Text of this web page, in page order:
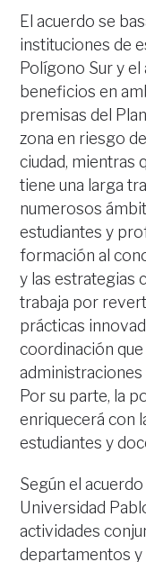
El acuerdo se
instituciones de
Polígono Sur y
beneficios en
premisas del
zona en riesgo
ciudad, mientras
tiene una larga
numerosos
estudiantes y
formación al
y las estrategias
trabaja por
prácticas
coordinación
administraciones
Por su parte, la
enriquecerá con
estudiantes y
Según el
Universidad
actividades
departamentos y